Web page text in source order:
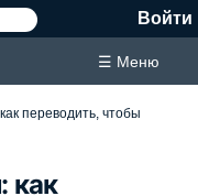
Войти
☰ Меню
переводить, чтобы
как